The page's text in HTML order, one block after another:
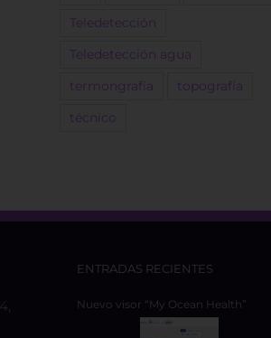
Teledetección
Teledetección agua
termongrafía topografía
técnico
ENTRADAS RECIENTES
Nuevo visor “My Ocean Health”